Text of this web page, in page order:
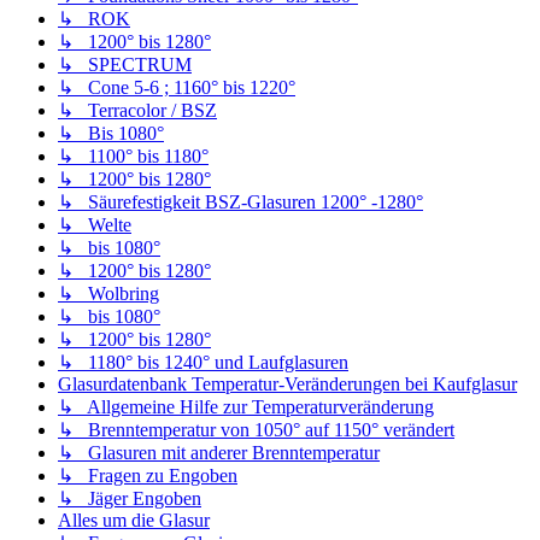
↳ ROK
↳ 1200° bis 1280°
↳ SPECTRUM
↳ Cone 5-6 ; 1160° bis 1220°
↳ Terracolor / BSZ
↳ Bis 1080°
↳ 1100° bis 1180°
↳ 1200° bis 1280°
↳ Säurefestigkeit BSZ-Glasuren 1200° -1280°
↳ Welte
↳ bis 1080°
↳ 1200° bis 1280°
↳ Wolbring
↳ bis 1080°
↳ 1200° bis 1280°
↳ 1180° bis 1240° und Laufglasuren
Glasurdatenbank Temperatur-Veränderungen bei Kaufglasur
↳ Allgemeine Hilfe zur Temperaturveränderung
↳ Brenntemperatur von 1050° auf 1150° verändert
↳ Glasuren mit anderer Brenntemperatur
↳ Fragen zu Engoben
↳ Jäger Engoben
Alles um die Glasur